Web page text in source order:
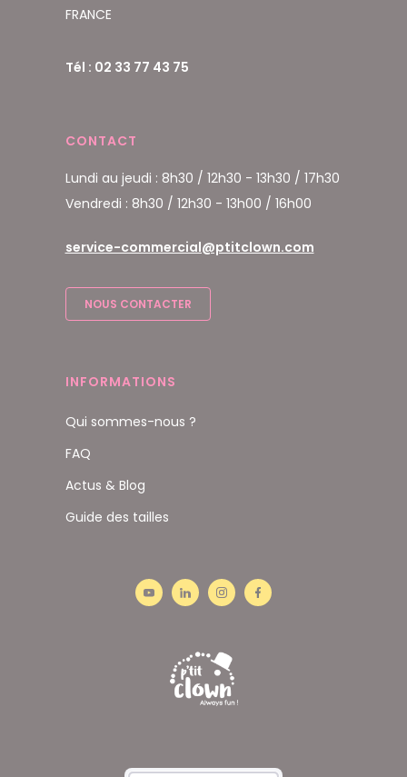
FRANCE
Tél : 02 33 77 43 75
CONTACT
Lundi au jeudi : 8h30 / 12h30 - 13h30 / 17h30
Vendredi : 8h30 / 12h30 - 13h00 / 16h00
service-commercial@ptitclown.com
NOUS CONTACTER
INFORMATIONS
Qui sommes-nous ?
FAQ
Actus & Blog
Guide des tailles